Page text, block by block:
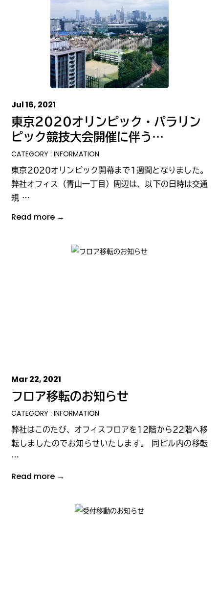
Jul 16, 2021
東京2020オリンピック・パラリン
ピック競技大会開催に伴う…
CATEGORY : INFORMATION
東京2020オリンピック開幕まで1週間となりました。
弊社オフィス（青山一丁目）周辺は、以下の日時は交通
規 …
Read more →
Mar 22, 2021
フロア移転のお知らせ
CATEGORY : INFORMATION
弊社はこのたび、オフィスフロアを12階から22階へ移
転しましたのでお知らせいたします。 同ビル内の移転
…
Read more →